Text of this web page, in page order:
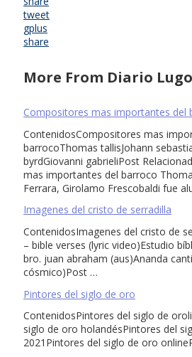
tweet
gplus
share
More From Diario Lugo
Compositores mas importantes del
ContenidosCompositores mas
barrocoThomas tallisJohann
byrdGiovanni gabrieliPost
mas importantes del barroco
Ferrara, Girolamo Frescobaldi fue
Imagenes del cristo de serradilla
ContenidosImagenes del cristo de
– bible verses (lyric video)Estudio
bro. juan abraham (aus)Ananda
cósmico)Post …
Pintores del siglo de oro
ContenidosPintores del siglo de
siglo de oro holandésPintores del
2021Pintores del siglo de oro